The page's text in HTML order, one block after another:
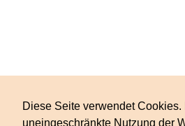
Diese Seite verwendet Cookies.
uneingeschränkte Nutzung der